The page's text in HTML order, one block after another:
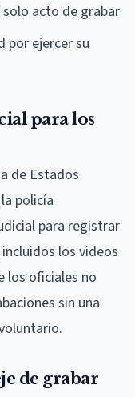
solo acto de grabar
por ejercer su
para los
de Estados
policía
para registrar
los videos
los oficiales no
sin una
de grabar